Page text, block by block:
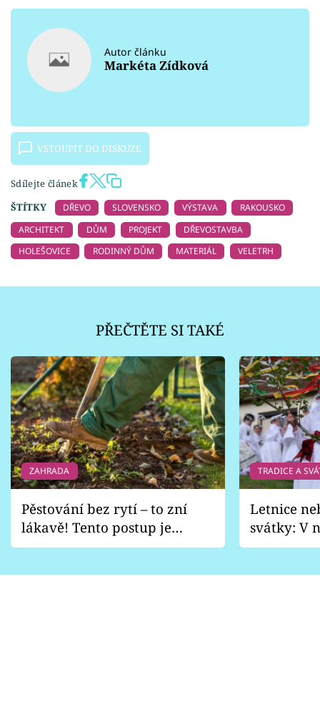
Autor článku
Markéta Zídková
VSTOUPIT DO DISKUZE
Sdílejte článek
ŠTÍTKY
DŘEVO SLOVENSKO VÝSTAVA
RAKOUSKO
ARCHITEKT
DŮM PROJEKT
DŘEVOSTAVBA
HOLEŠOVICE
RODINNÝ DŮM MATERIÁL VELETRH
PŘEČTĚTE SI TAKÉ
ZAHRADA
Pěstování bez rytí – to zní
lákavě! Tento postup je
vhodný jen pro některé
TRADICE A
Letnice
svátky: V
pondělí